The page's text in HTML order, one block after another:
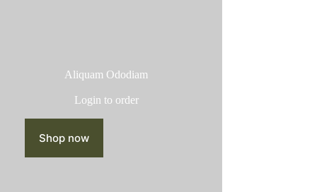
Aliquam Ododiam
Login to order
Shop now